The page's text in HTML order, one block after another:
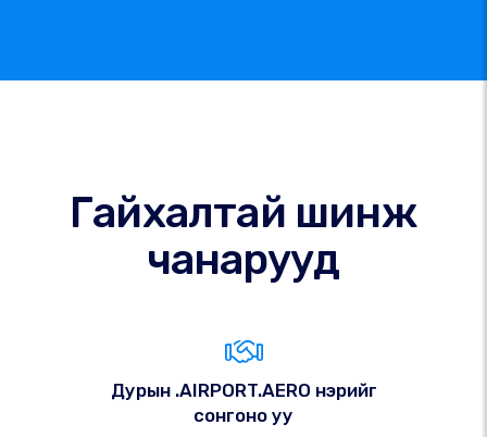
Гайхалтай шинж
чанарууд
Дурын .AIRPORT.AERO нэрийг
сонгоно уу